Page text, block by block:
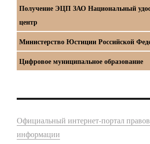
Получение ЭЦП ЗАО Национальный
центр
Министерство Юстиции Российской
Цифровое муниципальное образование
Официальный интернет-портал
информации